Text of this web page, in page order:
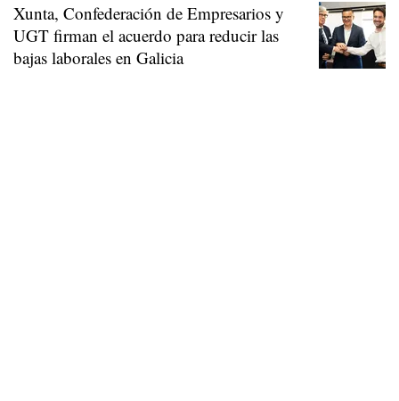
Xunta, Confederación de Empresarios y
UGT firman el acuerdo para reducir las
bajas laborales en Galicia